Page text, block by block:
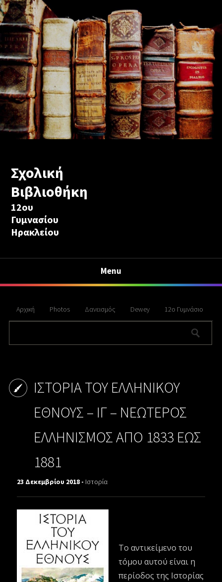
Σχολική
Βιβλιοθήκη
12ου
Γυμνασίου
Ηρακλείου
Menu
Αρχική Photos Δανεισμός Dewey 12ο Γυμνάσιο
IΣTOPIA TOY EΛΛHNIKOY
EΘNOYΣ – ΙΓ – ΝΕΩΤΕΡΟΣ
ΕΛΛΗΝΙΣΜΟΣ ΑΠΟ 1833 ΕΩΣ
1881
23 Δεκεμβρίου 2018 - Ιστορία
Το αντικείμενο του
τόμου αυτού είναι η
περίοδος της Ιστορίας